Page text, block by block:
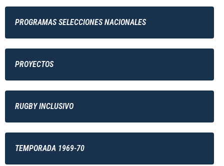
PROGRAMAS SELECCIONES NACIONALES
PROYECTOS
RUGBY INCLUSIVO
TEMPORADA 1969-70